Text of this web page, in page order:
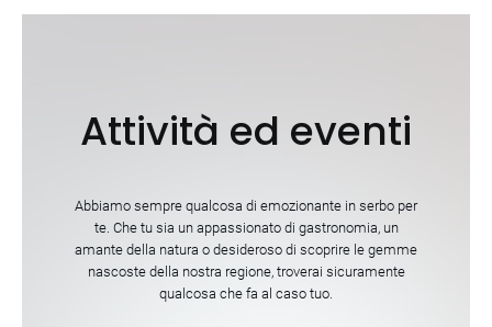
Attività ed eventi
Abbiamo sempre qualcosa di emozionante in serbo per
te. Che tu sia un appassionato di gastronomia, un
amante della natura o desideroso di scoprire le gemme
nascoste della nostra regione, troverai sicuramente
qualcosa che fa al caso tuo.